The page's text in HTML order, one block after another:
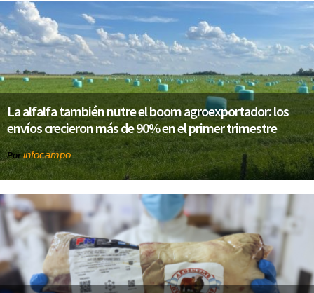
La alfalfa también nutre el boom agroexportador: los
envíos crecieron más de 90% en el primer trimestre
Porinfocampo